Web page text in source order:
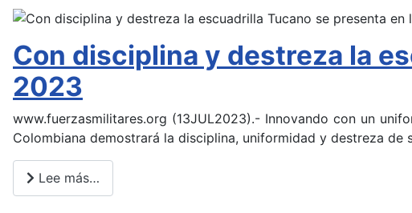
Con disciplina y destreza la
2023
www.fuerzasmilitares.org (13JUL2023).- Innovando con un
Colombiana demostrará la disciplina, uniformidad y destreza de
Lee más…